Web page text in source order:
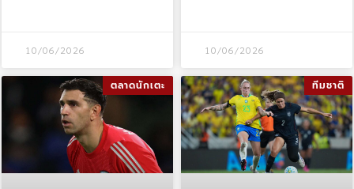
10/06/2026 10/06/2026
ตลาดนักเตะ ทีมชาติ